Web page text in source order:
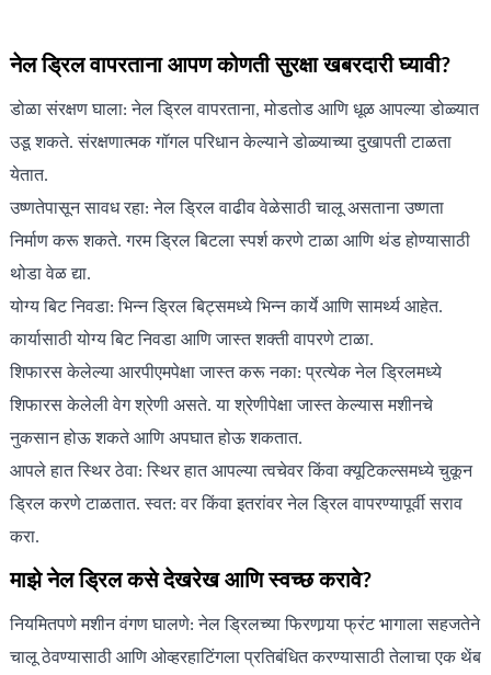
नेल ड्रिल वापरताना आपण कोणती सुरक्षा खबरदारी घ्यावी?
डोळा संरक्षण घाला: नेल ड्रिल वापरताना, मोडतोड आणि धूळ आपल्या डोळ्यात
उडू शकते. संरक्षणात्मक गॉगल परिधान केल्याने डोळ्याच्या दुखापती टाळता
येतात.
उष्णतेपासून सावध रहा: नेल ड्रिल वाढीव वेळेसाठी चालू असताना उष्णता
निर्माण करू शकते. गरम ड्रिल बिटला स्पर्श करणे टाळा आणि थंड होण्यासाठी
थोडा वेळ द्या.
योग्य बिट निवडा: भिन्न ड्रिल बिट्समध्ये भिन्न कार्ये आणि सामर्थ्य आहेत.
कार्यासाठी योग्य बिट निवडा आणि जास्त शक्ती वापरणे टाळा.
शिफारस केलेल्या आरपीएमपेक्षा जास्त करू नका: प्रत्येक नेल ड्रिलमध्ये
शिफारस केलेली वेग श्रेणी असते. या श्रेणीपेक्षा जास्त केल्यास मशीनचे
नुकसान होऊ शकते आणि अपघात होऊ शकतात.
आपले हात स्थिर ठेवा: स्थिर हात आपल्या त्वचेवर किंवा क्यूटिकल्समध्ये चुकून
ड्रिल करणे टाळतात. स्वत: वर किंवा इतरांवर नेल ड्रिल वापरण्यापूर्वी सराव
करा.
माझे नेल ड्रिल कसे देखरेख आणि स्वच्छ करावे?
नियमितपणे मशीन वंगण घालणे: नेल ड्रिलच्या फिरणार्‍या फ्रंट भागाला सहजतेने
चालू ठेवण्यासाठी आणि ओव्हरहाटिंगला प्रतिबंधित करण्यासाठी तेलाचा एक थेंब